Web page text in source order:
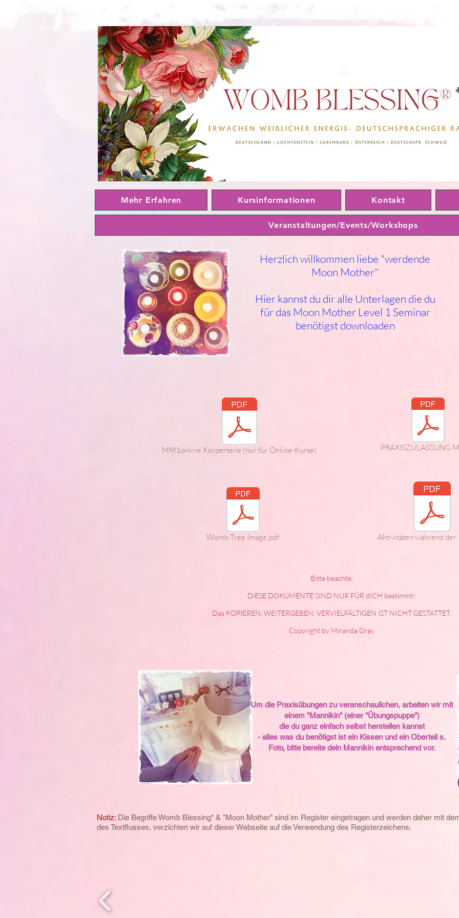
Mehr Erfahren Kursinformationen Kontakt
Veranstaltungen/Events/Workshops
Herzlich willkommen liebe "werdende
Moon Mother"
Hier kannst du dir alle Unterlagen die du
für das Moon Mother Level 1 Seminar
benötigst downloaden
MM1online Körperteile (nur für Online-Kurse) PRAXISZULASSUNG
Womb Tree Image.pdf Aktivitäten während der
Bitte beachte:
DiESE DOKUMENTE SIND NUR FÜR dICH bestimmt!
Das KOPIEREN; WEITERGEBEN; VERVIELFÄLTIGEN IST NICHT GESTATTET.
Copyright by Miranda Gray
Um die Praxisübungen zu veranschaulichen, arbeiten wir mit
einem "Mannikin" (einer "Übungspuppe")
die du ganz einfach selbst herstellen kannst
- alles was du benötigst ist ein Kissen und ein Oberteil s.
Foto, bitte bereite dein Mannikin entsprechend vor.
Notiz: Die Begriffe Womb Blessing" & "Moon Mother" sind im Register eingetragen und werden daher mit
des Textflusses, verzichten wir auf dieser Webseite auf die Verwendung des Registerzeichens.